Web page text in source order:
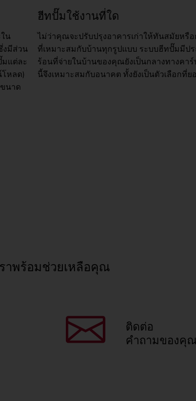
น
งมีส่วน
มแต่ละ
หลด)
นาด
ฮีทปั๊มใช้งานที่ใด
ไม่ว่าคุณจะปรับปรุงอาคารเก่าให้ทันสมัยหรื
ที่เหมาะสมกับบ้านทุกรูปแบบ ระบบฮีทปั๊มมีป
ร้อนที่จ่ายในบ้านของคุณยังเป็นกลางทางคา
นี้จึงเหมาะสมกับอนาคต ทั้งยังเป็นตัวเลือกที่ย
าพร้อมช่วยเหลือคุณ
ติดต่อ
คำถามของคุ